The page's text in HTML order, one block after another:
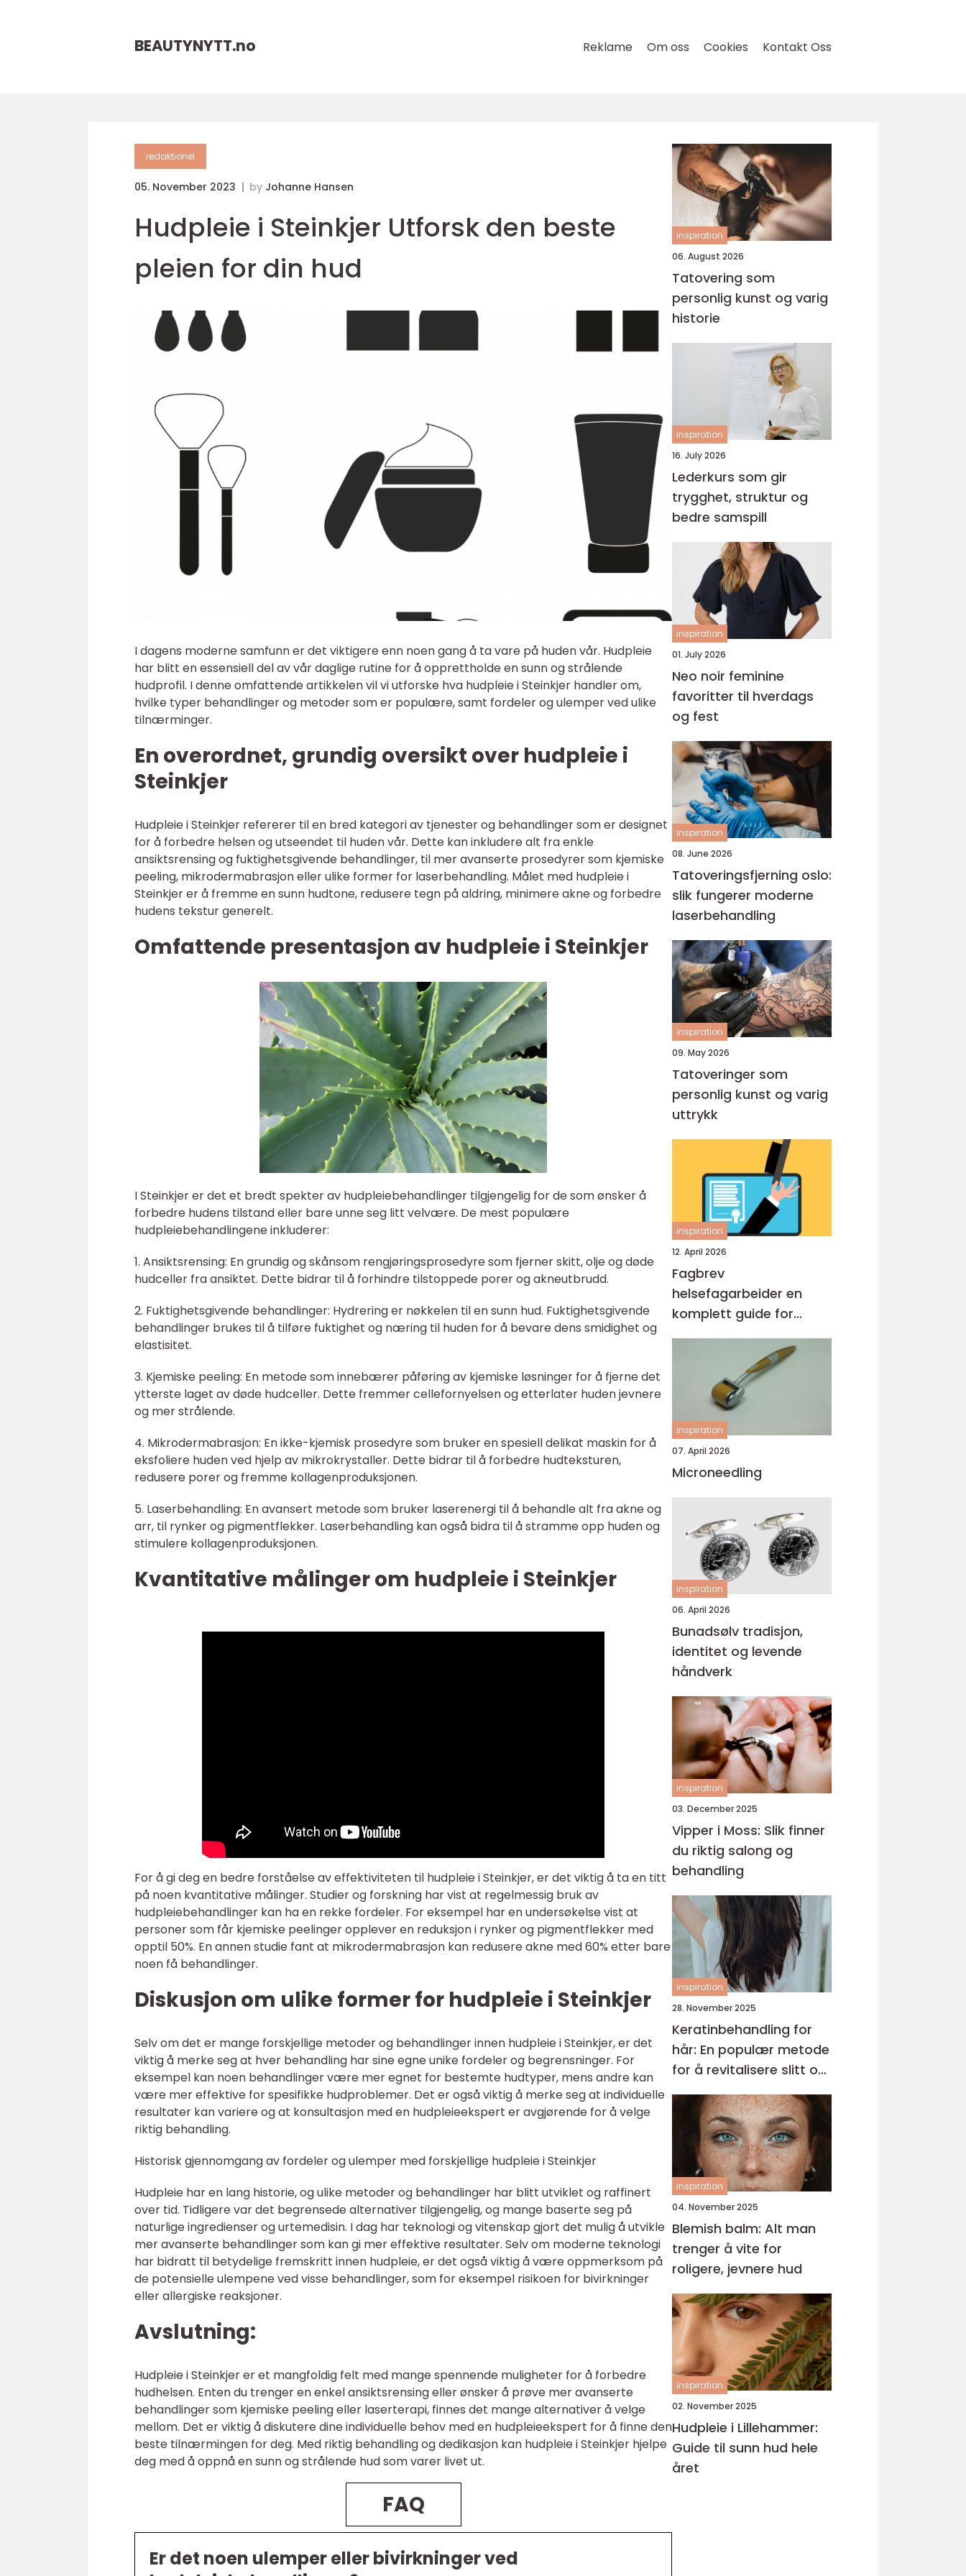
BEAUTYNYTT.no Reklame Om oss Cookies Kontakt Oss
redaktionel
05. November 2023 by Johanne Hansen
Hudpleie i Steinkjer Utforsk den beste
pleien for din hud
I dagens moderne samfunn er det viktigere enn noen gang å ta vare på huden vår. Hudpleie
har blitt en essensiell del av vår daglige rutine for å opprettholde en sunn og strålende
hudprofil. I denne omfattende artikkelen vil vi utforske hva hudpleie i Steinkjer handler om,
hvilke typer behandlinger og metoder som er populære, samt fordeler og ulemper ved ulike
tilnærminger.
En overordnet, grundig oversikt over hudpleie i
Steinkjer
Hudpleie i Steinkjer refererer til en bred kategori av tjenester og behandlinger som er designet
for å forbedre helsen og utseendet til huden vår. Dette kan inkludere alt fra enkle
ansiktsrensing og fuktighetsgivende behandlinger, til mer avanserte prosedyrer som kjemiske
peeling, mikrodermabrasjon eller ulike former for laserbehandling. Målet med hudpleie i
Steinkjer er å fremme en sunn hudtone, redusere tegn på aldring, minimere akne og forbedre
hudens tekstur generelt.
Omfattende presentasjon av hudpleie i Steinkjer
I Steinkjer er det et bredt spekter av hudpleiebehandlinger tilgjengelig for de som ønsker å
forbedre hudens tilstand eller bare unne seg litt velvære. De mest populære
hudpleiebehandlingene inkluderer:
1. Ansiktsrensing: En grundig og skånsom rengjøringsprosedyre som fjerner skitt, olje og døde
hudceller fra ansiktet. Dette bidrar til å forhindre tilstoppede porer og akneutbrudd.
2. Fuktighetsgivende behandlinger: Hydrering er nøkkelen til en sunn hud. Fuktighetsgivende
behandlinger brukes til å tilføre fuktighet og næring til huden for å bevare dens smidighet og
elastisitet.
3. Kjemiske peeling: En metode som innebærer påføring av kjemiske løsninger for å fjerne det
ytterste laget av døde hudceller. Dette fremmer cellefornyelsen og etterlater huden jevnere
og mer strålende.
4. Mikrodermabrasjon: En ikke-kjemisk prosedyre som bruker en spesiell delikat maskin for å
eksfoliere huden ved hjelp av mikrokrystaller. Dette bidrar til å forbedre hudteksturen,
redusere porer og fremme kollagenproduksjonen.
5. Laserbehandling: En avansert metode som bruker laserenergi til å behandle alt fra akne og
arr, til rynker og pigmentflekker. Laserbehandling kan også bidra til å stramme opp huden og
stimulere kollagenproduksjonen.
Kvantitative målinger om hudpleie i Steinkjer
For å gi deg en bedre forståelse av effektiviteten til hudpleie i Steinkjer, er det viktig å ta en titt
på noen kvantitative målinger. Studier og forskning har vist at regelmessig bruk av
hudpleiebehandlinger kan ha en rekke fordeler. For eksempel har en undersøkelse vist at
personer som får kjemiske peelinger opplever en reduksjon i rynker og pigmentflekker med
opptil 50%. En annen studie fant at mikrodermabrasjon kan redusere akne med 60% etter bare
noen få behandlinger.
Diskusjon om ulike former for hudpleie i Steinkjer
Selv om det er mange forskjellige metoder og behandlinger innen hudpleie i Steinkjer, er det
viktig å merke seg at hver behandling har sine egne unike fordeler og begrensninger. For
eksempel kan noen behandlinger være mer egnet for bestemte hudtyper, mens andre kan
være mer effektive for spesifikke hudproblemer. Det er også viktig å merke seg at individuelle
resultater kan variere og at konsultasjon med en hudpleieekspert er avgjørende for å velge
riktig behandling.
Historisk gjennomgang av fordeler og ulemper med forskjellige hudpleie i Steinkjer
Hudpleie har en lang historie, og ulike metoder og behandlinger har blitt utviklet og raffinert
over tid. Tidligere var det begrensede alternativer tilgjengelig, og mange baserte seg på
naturlige ingredienser og urtemedisin. I dag har teknologi og vitenskap gjort det mulig å utvikle
mer avanserte behandlinger som kan gi mer effektive resultater. Selv om moderne teknologi
har bidratt til betydelige fremskritt innen hudpleie, er det også viktig å være oppmerksom på
de potensielle ulempene ved visse behandlinger, som for eksempel risikoen for bivirkninger
eller allergiske reaksjoner.
Avslutning:
Hudpleie i Steinkjer er et mangfoldig felt med mange spennende muligheter for å forbedre
hudhelsen. Enten du trenger en enkel ansiktsrensing eller ønsker å prøve mer avanserte
behandlinger som kjemiske peeling eller laserterapi, finnes det mange alternativer å velge
mellom. Det er viktig å diskutere dine individuelle behov med en hudpleieekspert for å finne den
beste tilnærmingen for deg. Med riktig behandling og dedikasjon kan hudpleie i Steinkjer hjelpe
deg med å oppnå en sunn og strålende hud som varer livet ut.
FAQ
Er det noen ulemper eller bivirkninger ved
inspiration
06. August 2026
Tatovering som
personlig kunst og varig
historie
inspiration
16. July 2026
Lederkurs som gir
trygghet, struktur og
bedre samspill
inspiration
01. July 2026
Neo noir feminine
favoritter til hverdags
og fest
inspiration
08. June 2026
Tatoveringsfjerning oslo:
slik fungerer moderne
laserbehandling
inspiration
09. May 2026
Tatoveringer som
personlig kunst og varig
uttrykk
inspiration
12. April 2026
Fagbrev
helsefagarbeider en
komplett guide for
voksne og
praksiskandidater
inspiration
07. April 2026
Microneedling
inspiration
06. April 2026
Bunadsølv tradisjon,
identitet og levende
håndverk
inspiration
03. December 2025
Vipper i Moss: Slik finner
du riktig salong og
behandling
inspiration
28. November 2025
Keratinbehandling for
hår: En populær metode
for å revitalisere slitt og
krusete hår
inspiration
04. November 2025
Blemish balm: Alt man
trenger å vite for
roligere, jevnere hud
inspiration
02. November 2025
Hudpleie i Lillehammer:
Guide til sunn hud hele
året